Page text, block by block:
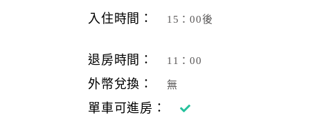
入住時間： 15：00後
退房時間： 11：00
外幣兌換： 無
單車可進房：